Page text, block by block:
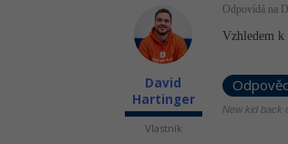
David
Hartinger
Vlastník
Odpovídá na
Vzhledem k
New kid back